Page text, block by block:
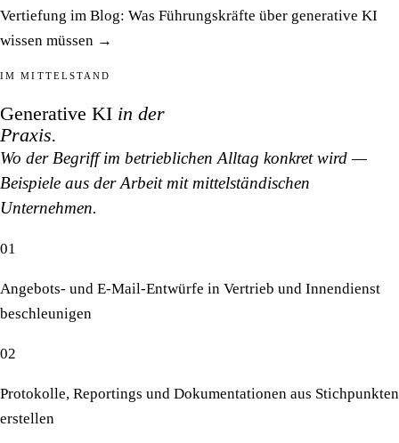
Vertiefung im Blog: Was Führungskräfte über generative KI
wissen müssen →
IM MITTELSTAND
Generative KI in der
Praxis.
Wo der Begriff im betrieblichen Alltag konkret wird —
Beispiele aus der Arbeit mit mittelständischen
Unternehmen.
01
Angebots- und E-Mail-Entwürfe in Vertrieb und Innendienst
beschleunigen
02
Protokolle, Reportings und Dokumentationen aus Stichpunkten
erstellen